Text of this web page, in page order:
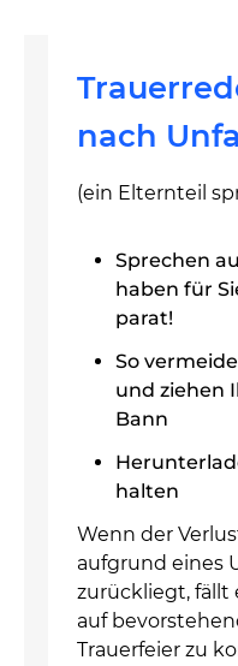
nach
(ein Elternteil
Sprechen
haben für
parat!
So
und ziehen
Bann
halten
Wenn der
aufgrund eines
zurückliegt, fällt
auf
Trauerfeier zu